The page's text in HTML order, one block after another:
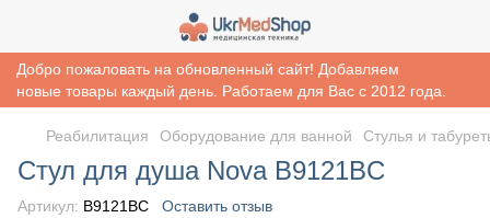
Добро пожаловать на обновленный сайт! Добавляем
новые товары каждый день. Работаем для Вас с 2012 года.
Реабилитация Оборудование для ванной Стулья и
Стул для душа Nova B9121BC
Артикул: B9121BC Оставить отзыв